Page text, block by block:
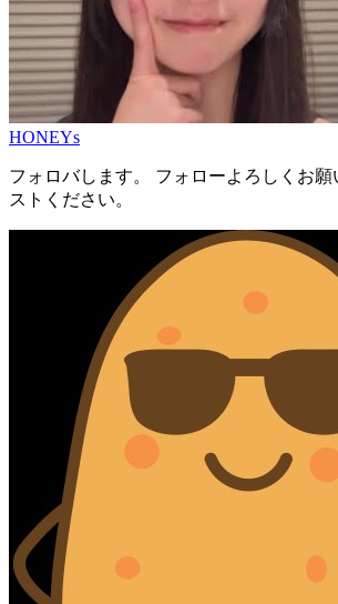
HONEYs
フォロバします。 フォローよろしくお
ストください。